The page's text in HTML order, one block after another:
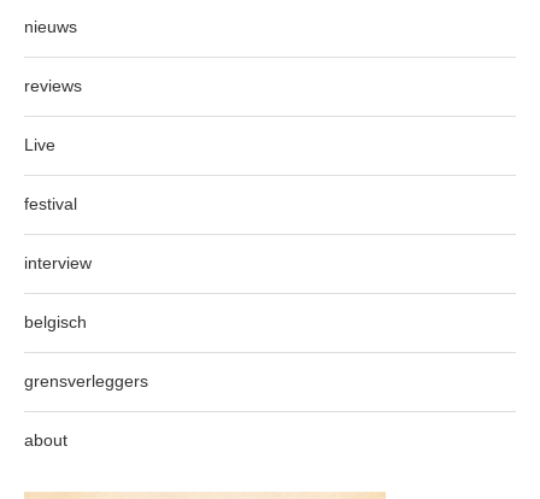
nieuws
reviews
Live
festival
interview
belgisch
grensverleggers
about